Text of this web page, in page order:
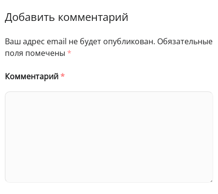
Добавить комментарий
Ваш адрес email не будет опубликован. Обязательные
поля помечены *
Комментарий*